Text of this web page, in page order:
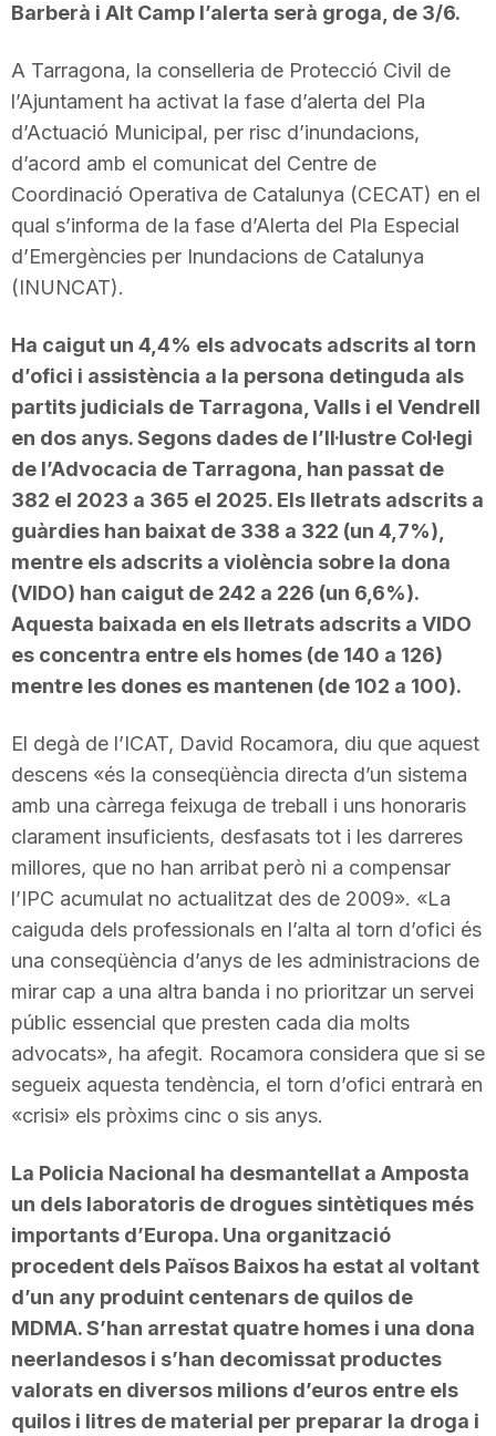
Barberà i Alt Camp l’alerta serà groga, de 3/6.
A Tarragona, la conselleria de Protecció Civil de
l’Ajuntament ha activat la fase d’alerta del Pla
d’Actuació Municipal, per risc d’inundacions,
d’acord amb el comunicat del Centre de
Coordinació Operativa de Catalunya (CECAT) en el
qual s’informa de la fase d’Alerta del Pla Especial
d’Emergències per Inundacions de Catalunya
(INUNCAT).
Ha caigut un 4,4% els advocats adscrits al torn
d’ofici i assistència a la persona detinguda als
partits judicials de Tarragona, Valls i el Vendrell
en dos anys. Segons dades de l’Il·lustre Col·legi
de l’Advocacia de Tarragona, han passat de
382 el 2023 a 365 el 2025. Els lletrats adscrits a
guàrdies han baixat de 338 a 322 (un 4,7%),
mentre els adscrits a violència sobre la dona
(VIDO) han caigut de 242 a 226 (un 6,6%).
Aquesta baixada en els lletrats adscrits a VIDO
es concentra entre els homes (de 140 a 126)
mentre les dones es mantenen (de 102 a 100).
El degà de l’ICAT, David Rocamora, diu que aquest
descens «és la conseqüència directa d’un sistema
amb una càrrega feixuga de treball i uns honoraris
clarament insuficients, desfasats tot i les darreres
millores, que no han arribat però ni a compensar
l’IPC acumulat no actualitzat des de 2009». «La
caiguda dels professionals en l’alta al torn d’ofici és
una conseqüència d’anys de les administracions de
mirar cap a una altra banda i no prioritzar un servei
públic essencial que presten cada dia molts
advocats», ha afegit. Rocamora considera que si se
segueix aquesta tendència, el torn d’ofici entrarà en
«crisi» els pròxims cinc o sis anys.
La Policia Nacional ha desmantellat a Amposta
un dels laboratoris de drogues sintètiques més
importants d’Europa. Una organització
procedent dels Països Baixos ha estat al voltant
d’un any produint centenars de quilos de
MDMA. S’han arrestat quatre homes i una dona
neerlandesos i s’han decomissat productes
valorats en diversos milions d’euros entre els
quilos i litres de material per preparar la droga i